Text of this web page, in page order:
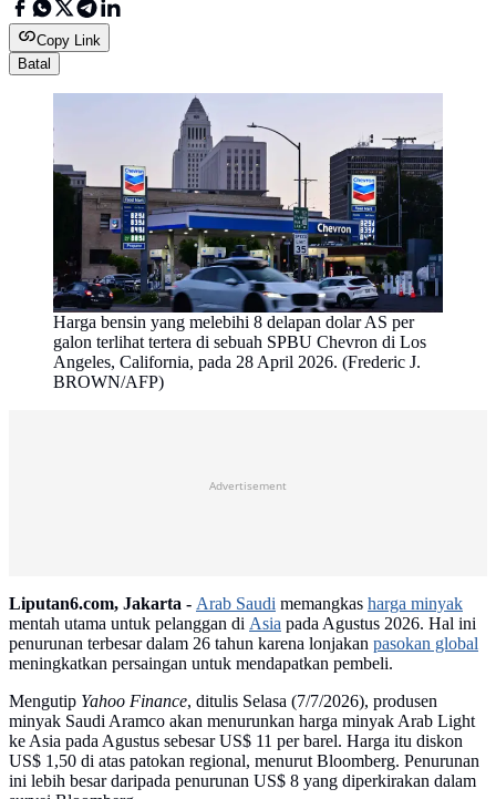
Copy Link
Batal
Harga bensin yang melebihi 8 delapan dolar AS per
galon terlihat tertera di sebuah SPBU Chevron di Los
Angeles, California, pada 28 April 2026. (Frederic J.
BROWN/AFP)
Advertisement
Liputan6.com, Jakarta - Arab Saudi memangkas harga minyak
mentah utama untuk pelanggan di Asia pada Agustus 2026. Hal ini
penurunan terbesar dalam 26 tahun karena lonjakan pasokan global
meningkatkan persaingan untuk mendapatkan pembeli.
Mengutip Yahoo Finance, ditulis Selasa (7/7/2026), produsen
minyak Saudi Aramco akan menurunkan harga minyak Arab Light
ke Asia pada Agustus sebesar US$ 11 per barel. Harga itu diskon
US$ 1,50 di atas patokan regional, menurut Bloomberg. Penurunan
ini lebih besar daripada penurunan US$ 8 yang diperkirakan dalam